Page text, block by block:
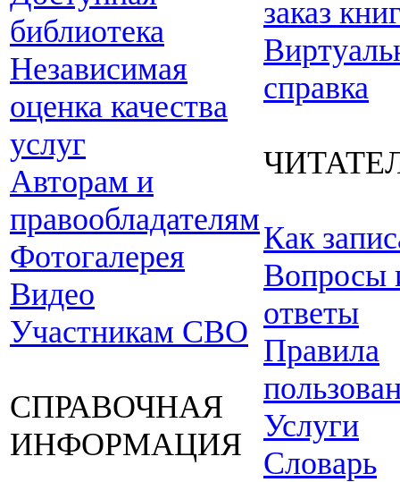
библиотека
Независимая
оценка качества
услуг
Авторам и
правообладателям
Фотогалерея
Видео
Участникам СВО
СПРАВОЧНАЯ
ИНФОРМАЦИЯ
заказ
справка
Как
Вопросы
ответы
Правила
Услуги
Словарь